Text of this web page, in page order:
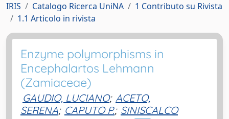
IRIS Catalogo Ricerca UniNA
1 Contributo su Rivista
1.1 Articolo in rivista
Enzyme polymorphisms in
Encephalartos Lehmann
(Zamiaceae)
GAUDIO, LUCIANO; ACETO,
SERENA; CAPUTO P.; SINISCALCO